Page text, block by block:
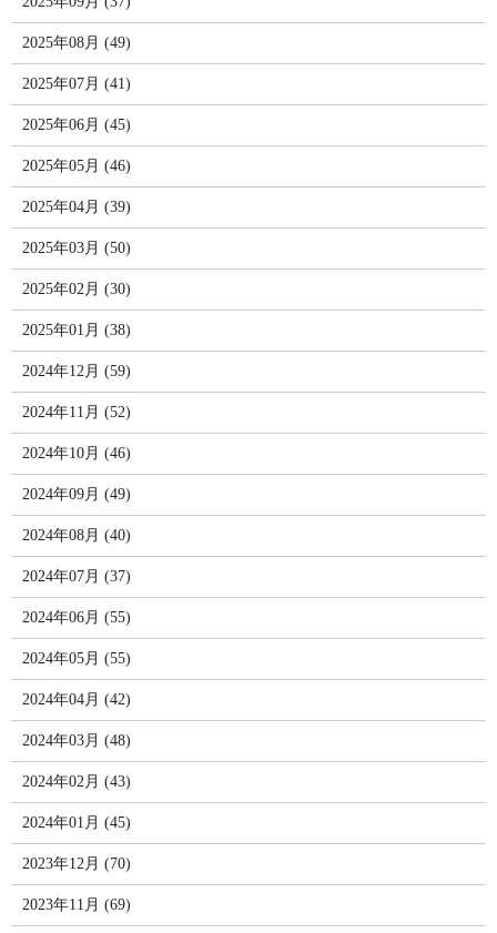
2025年08月 (49)
2025年07月 (41)
2025年06月 (45)
2025年05月 (46)
2025年04月 (39)
2025年03月 (50)
2025年02月 (30)
2025年01月 (38)
2024年12月 (59)
2024年11月 (52)
2024年10月 (46)
2024年09月 (49)
2024年08月 (40)
2024年07月 (37)
2024年06月 (55)
2024年05月 (55)
2024年04月 (42)
2024年03月 (48)
2024年02月 (43)
2024年01月 (45)
2023年12月 (70)
2023年11月 (69)